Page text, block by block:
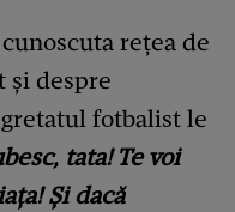
rețea de
și despre
fotbalist le
tata! Te voi
Şi dacă